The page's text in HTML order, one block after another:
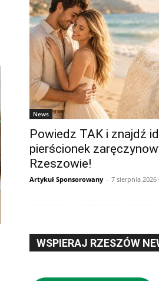
News
Powiedz TAK i znajdź
pierścionek
Rzeszowie!
Artykuł Sponsorowany - 7 sierpnia 2026
WSPIERAJ RZESZÓW